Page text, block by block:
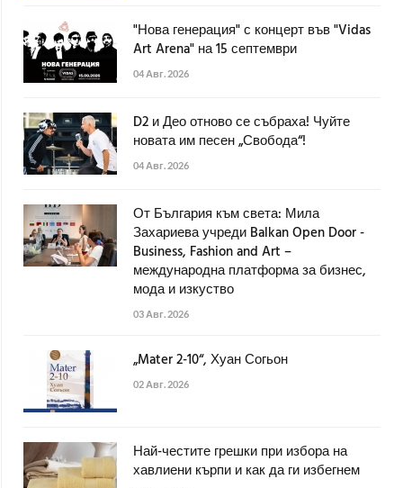
"Нова генерация" с концерт във "Vidas
Art Arena" на 15 септември
04 Авг. 2026
D2 и Део отново се събраха! Чуйте
новата им песен „Свобода“!
04 Авг. 2026
От България към света: Мила
Захариева учреди Balkan Open Door -
Business, Fashion and Art –
международна платформа за бизнес,
мода и изкуство
03 Авг. 2026
„Mater 2-10“, Хуан Согьон
02 Авг. 2026
Най-честите грешки при избора на
хавлиени кърпи и как да ги избегнем